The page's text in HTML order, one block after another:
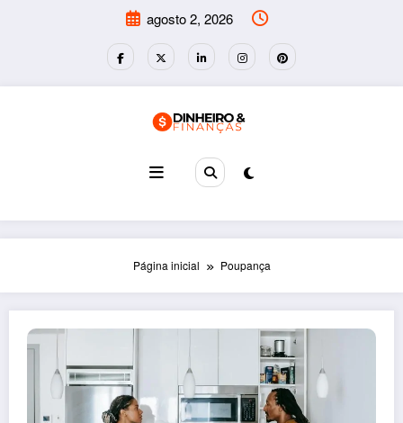
agosto 2, 2026
Página inicial Poupança